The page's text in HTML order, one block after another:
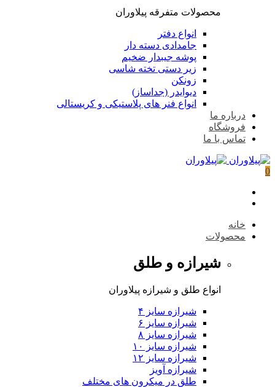
محصولات متفرقه پیلاوران
انواع دفتر
جامدادی دسته دار
پوشه جیبدار ضخیم
زیر دستی تخته شاسی
زونکن
دیوایدر (جداساز)
انواع فنر های پلاستیکی و کریستالی
درباره ما
فروشگاه
تماس با ما
0
خانه
محصولات
شیرازه و طلق
انواع طلق و شیرازه پیلاوران
شیرازه سایز ۴
شیرازه سایز ۶
شیرازه سایز ۸
شیرازه سایز ۱۰
شیرازه سایز ۱۲
شیرازه آویز
طلق در میکرون های مختلف